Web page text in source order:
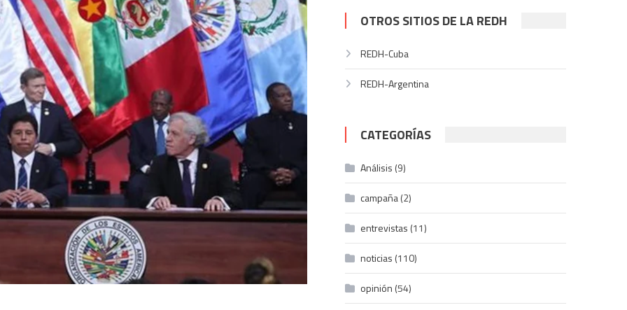
OTROS SITIOS DE LA REDH
REDH-Cuba
REDH-Argentina
CATEGORÍAS
Análisis (9)
campaña(2)
entrevistas (11)
noticias (110)
opinión (54)